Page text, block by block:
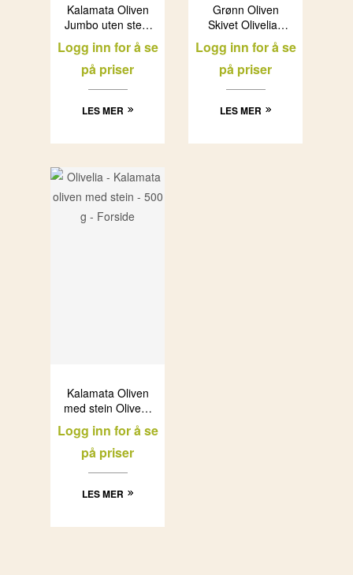
Kalamata Oliven
Jumbo uten stein
(4,5kg)
Logg inn for å se
på priser
LES MER
Grønn Oliven
Skivet Olivelia i
glass (6x500ml)
Logg inn for å se
på priser
LES MER
Kalamata Oliven
med stein Olivelia
i glass (6x500ml)
Logg inn for å se
på priser
LES MER